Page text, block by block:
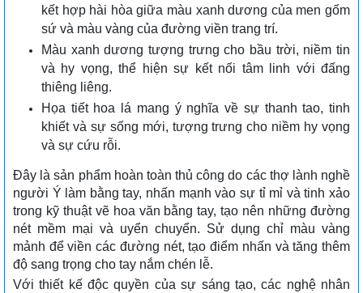
kết hợp hài hòa giữa màu xanh dương của men gốm
sứ và màu vàng của đường viền trang trí.
Màu xanh dương tượng trưng cho bầu trời, niềm tin
và hy vọng, thể hiện sự kết nối tâm linh với đấng
thiêng liêng.
Họa tiết hoa lá mang ý nghĩa về sự thanh tao, tinh
khiết và sự sống mới, tượng trưng cho niềm hy vọng
và sự cứu rỗi.
Đây là sản phẩm hoàn toàn thủ công do các thợ lành nghề
người Ý làm bằng tay, nhấn mạnh vào sự tỉ mỉ và tinh xảo
trong kỹ thuật vẽ hoa văn bằng tay, tạo nên những đường
nét mềm mại và uyển chuyển. Sử dụng chỉ màu vàng
mảnh để viền các đường nét, tạo điểm nhấn và tăng thêm
độ sang trọng cho tay nắm chén lễ.
Với thiết kế độc quyền của sự sáng tạo, các nghệ nhân